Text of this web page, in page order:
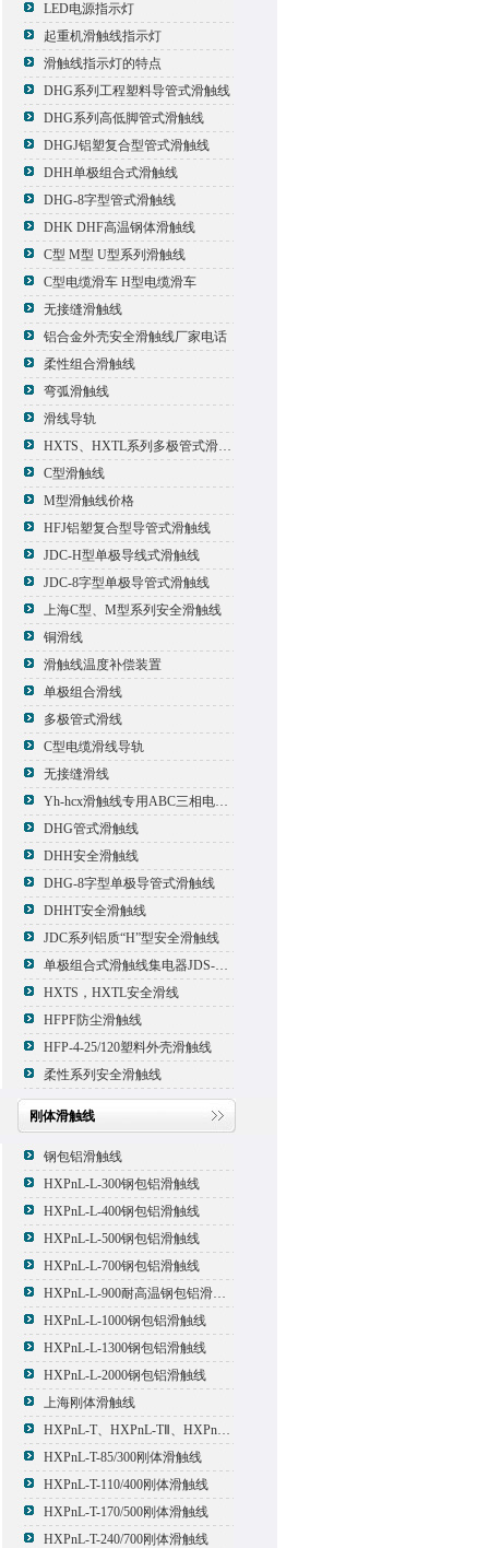
LED电源指示灯
起重机滑触线指示灯
滑触线指示灯的特点
DHG系列工程塑料导管式滑触线
DHG系列高低脚管式滑触线
DHGJ铝塑复合型管式滑触线
DHH单极组合式滑触线
DHG-8字型管式滑触线
DHK DHF高温钢体滑触线
C型 M型 U型系列滑触线
C型电缆滑车 H型电缆滑车
无接缝滑触线
铝合金外壳安全滑触线厂家电话
柔性组合滑触线
弯弧滑触线
滑线导轨
HXTS、HXTL系列多极管式滑触线报价
C型滑触线
M型滑触线价格
HFJ铝塑复合型导管式滑触线
JDC-H型单极导线式滑触线
JDC-8字型单极导管式滑触线
上海C型、M型系列安全滑触线
铜滑线
滑触线温度补偿装置
单极组合滑线
多极管式滑线
C型电缆滑线导轨
无接缝滑线
Yh-hcx滑触线专用ABC三相电压信号指示灯
DHG管式滑触线
DHH安全滑触线
DHG-8字型单极导管式滑触线
DHHT安全滑触线
JDC系列铝质“H”型安全滑触线
单极组合式滑触线集电器JDS-500*2
HXTS，HXTL安全滑线
HFPF防尘滑触线
HFP-4-25/120塑料外壳滑触线
柔性系列安全滑触线
刚体滑触线
钢包铝滑触线
HXPnL-L-300钢包铝滑触线
HXPnL-L-400钢包铝滑触线
HXPnL-L-500钢包铝滑触线
HXPnL-L-700钢包铝滑触线
HXPnL-L-900耐高温钢包铝滑触线
HXPnL-L-1000钢包铝滑触线
HXPnL-L-1300钢包铝滑触线
HXPnL-L-2000钢包铝滑触线
上海刚体滑触线
HXPnL-T、HXPnL-TⅡ、HXPnL-TⅢ系列钢体滑线
HXPnL-T-85/300刚体滑触线
HXPnL-T-110/400刚体滑触线
HXPnL-T-170/500刚体滑触线
HXPnL-T-240/700刚体滑触线